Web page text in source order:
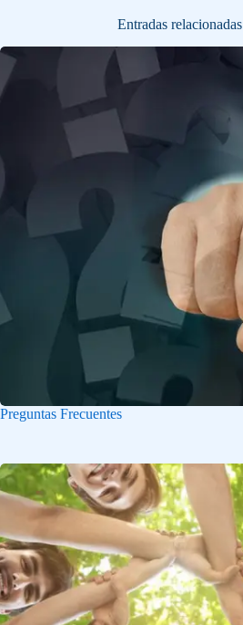
Entradas relacionadas
Preguntas Frecuentes